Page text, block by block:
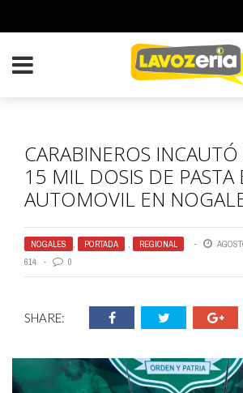
CARABINEROS
15 MIL DOSIS DE PASTA
AUTOMOVIL EN
NOGALES , PORTADA , REGIONAL
614
0
SHARE: